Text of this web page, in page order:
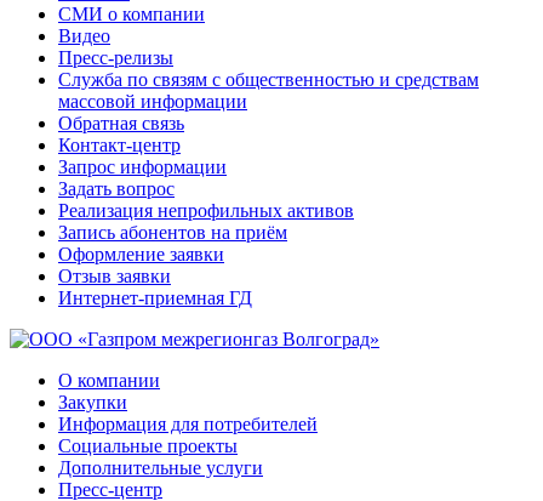
СМИ о компании
Видео
Пресс-релизы
Служба по связям с общественностью и средствам
массовой информации
Обратная связь
Контакт-центр
Запрос информации
Задать вопрос
Реализация непрофильных активов
Запись абонентов на приём
Оформление заявки
Отзыв заявки
Интернет-приемная ГД
О компании
Закупки
Информация для потребителей
Социальные проекты
Дополнительные услуги
Пресс-центр